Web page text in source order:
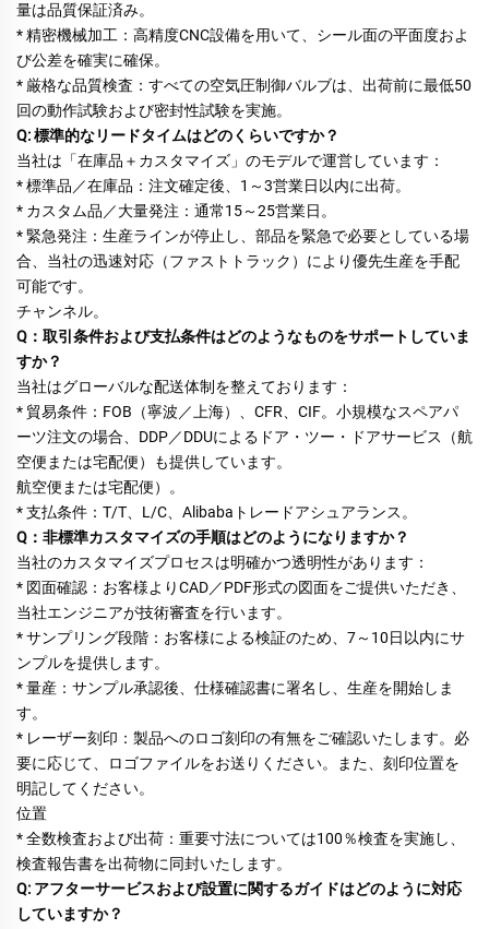
量は品質保証済み。
* 精密機械加工：高精度CNC設備を用いて、シール面の平面度およ
び公差を確実に確保。
* 厳格な品質検査：すべての空気圧制御バルブは、出荷前に最低50
回の動作試験および密封性試験を実施。
Q: 標準的なリードタイムはどのくらいですか？
当社は「在庫品＋カスタマイズ」のモデルで運営しています：
* 標準品／在庫品：注文確定後、1～3営業日以内に出荷。
* カスタム品／大量発注：通常15～25営業日。
* 緊急発注：生産ラインが停止し、部品を緊急で必要としている場
合、当社の迅速対応（ファストトラック）により優先生産を手配
可能です。
チャンネル。
Q：取引条件および支払条件はどのようなものをサポートしていま
すか？
当社はグローバルな配送体制を整えております：
* 貿易条件：FOB（寧波／上海）、CFR、CIF。小規模なスペアパ
ーツ注文の場合、DDP／DDUによるドア・ツー・ドアサービス（航
空便または宅配便）も提供しています。
航空便または宅配便）。
* 支払条件：T/T、L/C、Alibabaトレードアシュアランス。
Q：非標準カスタマイズの手順はどのようになりますか？
当社のカスタマイズプロセスは明確かつ透明性があります：
* 図面確認：お客様よりCAD／PDF形式の図面をご提供いただき、
当社エンジニアが技術審査を行います。
* サンプリング段階：お客様による検証のため、7～10日以内にサ
ンプルを提供します。
* 量産：サンプル承認後、仕様確認書に署名し、生産を開始しま
す。
* レーザー刻印：製品へのロゴ刻印の有無をご確認いたします。必
要に応じて、ロゴファイルをお送りください。また、刻印位置を
明記してください。
位置
* 全数検査および出荷：重要寸法については100％検査を実施し、
検査報告書を出荷物に同封いたします。
Q: アフターサービスおよび設置に関するガイドはどのように対応
していますか？